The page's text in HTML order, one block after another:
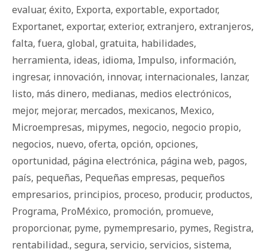
evaluar, éxito, Exporta, exportable, exportador,
Exportanet, exportar, exterior, extranjero, extranjeros,
falta, fuera, global, gratuita, habilidades,
herramienta, ideas, idioma, Impulso, información,
ingresar, innovación, innovar, internacionales, lanzar,
listo, más dinero, medianas, medios electrónicos,
mejor, mejorar, mercados, mexicanos, Mexico,
Microempresas, mipymes, negocio, negocio propio,
negocios, nuevo, oferta, opción, opciones,
oportunidad, página electrónica, página web, pagos,
país, pequeñas, Pequeñas empresas, pequeños
empresarios, principios, proceso, producir, productos,
Programa, ProMéxico, promoción, promueve,
proporcionar, pyme, pymempresario, pymes, Registra,
rentabilidad., segura, servicio, servicios, sistema,